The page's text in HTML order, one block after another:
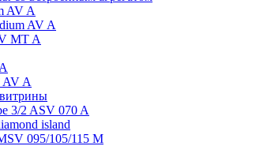
AV A
AV A
MT A
AV A
3/2 ASV 070 A
island
095/105/115 M